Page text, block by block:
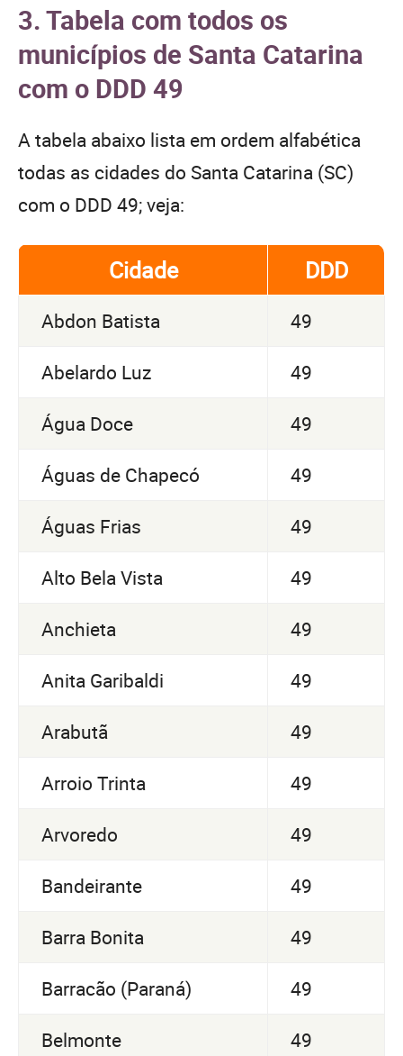
3. Tabela com todos os
municípios de Santa Catarina
com o DDD 49
A tabela abaixo lista em ordem alfabética
todas as cidades do Santa Catarina (SC)
com o DDD 49; veja:
Cidade DDD
Abdon Batista 49
Abelardo Luz 49
Água Doce 49
Águas de Chapecó 49
Águas Frias 49
Alto Bela Vista 49
Anchieta 49
Anita Garibaldi 49
Arabutã 49
Arroio Trinta 49
Arvoredo 49
Bandeirante 49
Barra Bonita 49
Barracão (Paraná) 49
Belmonte 49